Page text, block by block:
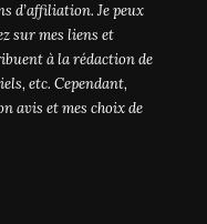
d’affiliation. Je peux
sur mes liens et
à la rédaction de
etc. Cependant,
avis et mes choix de